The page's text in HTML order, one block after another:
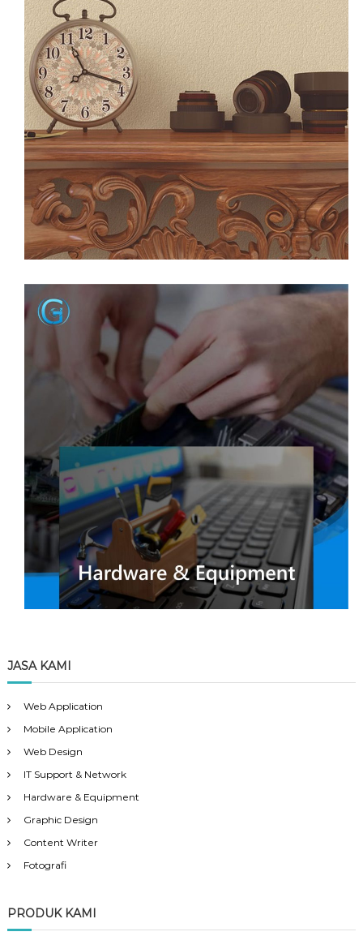
JASA KAMI
Web Application
Mobile Application
Web Design
IT Support & Network
Hardware & Equipment
Graphic Design
Content Writer
Fotografi
PRODUK KAMI